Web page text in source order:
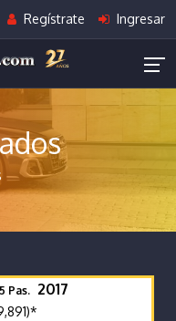
Regístrate Ingresar
Pas. 2017